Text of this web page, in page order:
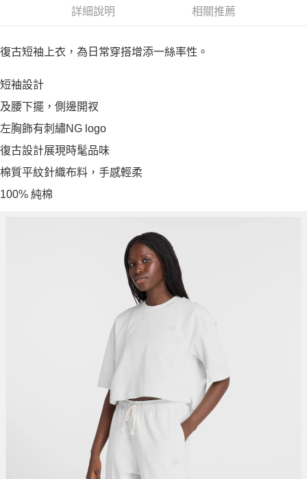
詳細說明 相關推薦
復古短袖上衣，為日常穿搭增添一絲率性。
短袖設計
及腰下擺，側邊開衩
左胸飾有刺繡NG logo
復古設計展現時髦品味
棉質平紋針織布料，手感輕柔
100% 純棉